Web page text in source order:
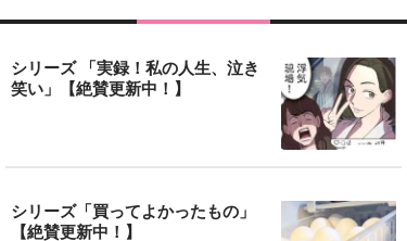
シリーズ 「実録！私の人生、泣き
笑い」【絶賛更新中！】
シリーズ「買ってよかったもの」
【絶賛更新中！】